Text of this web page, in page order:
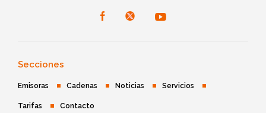
Secciones
Emisoras Cadenas Noticias Servicios
Tarifas Contacto